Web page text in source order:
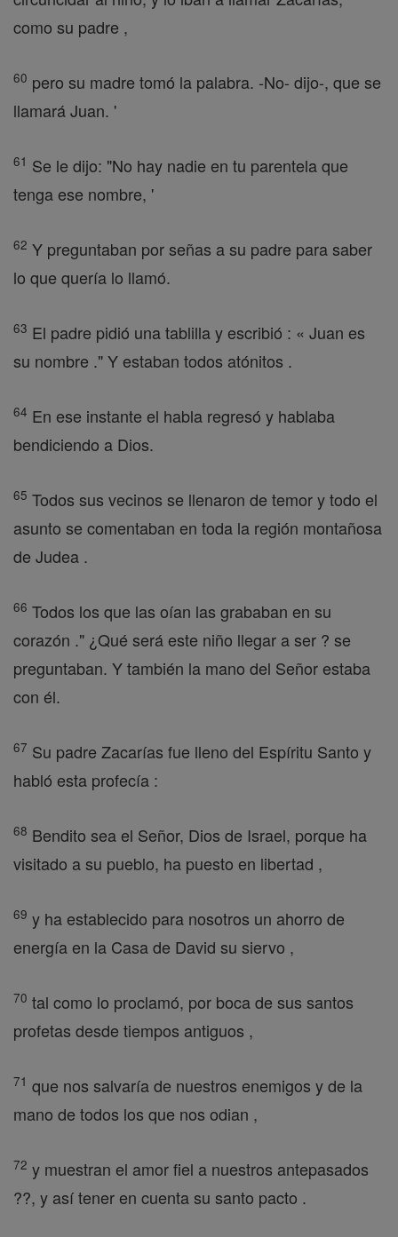
como su padre ,
60 pero su madre tomó la palabra. -No- dijo-, que se
llamará Juan. '
61 Se le dijo: "No hay nadie en tu parentela que
tenga ese nombre, '
62 Y preguntaban por señas a su padre para saber
lo que quería lo llamó.
63 El padre pidió una tablilla y escribió : « Juan es
su nombre ." Y estaban todos atónitos .
64 En ese instante el habla regresó y hablaba
bendiciendo a Dios.
65 Todos sus vecinos se llenaron de temor y todo el
asunto se comentaban en toda la región montañosa
de Judea .
66 Todos los que las oían las grababan en su
corazón ." ¿Qué será este niño llegar a ser ? se
preguntaban. Y también la mano del Señor estaba
con él.
67 Su padre Zacarías fue lleno del Espíritu Santo y
habló esta profecía :
68 Bendito sea el Señor, Dios de Israel, porque ha
visitado a su pueblo, ha puesto en libertad ,
69 y ha establecido para nosotros un ahorro de
energía en la Casa de David su siervo ,
70 tal como lo proclamó, por boca de sus santos
profetas desde tiempos antiguos ,
71 que nos salvaría de nuestros enemigos y de la
mano de todos los que nos odian ,
72 y muestran el amor fiel a nuestros antepasados
??, y así tener en cuenta su santo pacto .